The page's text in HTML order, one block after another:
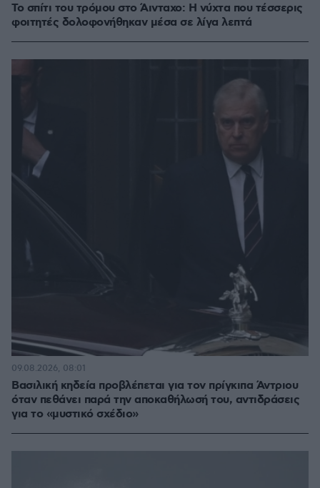
Το σπίτι του τρόμου στο Άινταχο: Η νύχτα που τέσσερις
φοιτητές δολοφονήθηκαν μέσα σε λίγα λεπτά
Βασιλική κηδεία προβλέπεται για τον πρίγκιπα Άντριου
όταν πεθάνει παρά την αποκαθήλωσή του, αντιδράσεις
για το «μυστικό σχέδιο»
09.08.2026, 08:01